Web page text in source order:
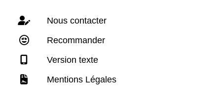
Nous contacter
Recommander
Version texte
Mentions Légales